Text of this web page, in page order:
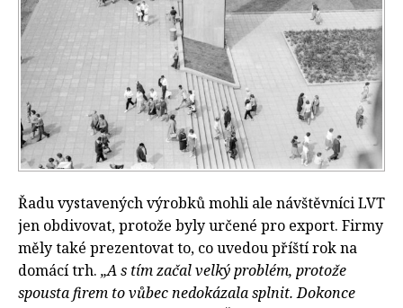
Řadu vystavených výrobků mohli ale návštěvníci LVT
jen obdivovat, protože byly určené pro export. Firmy
měly také prezentovat to, co uvedou příští rok na
domácí trh. „A s tím začal velký problém, protože
spousta firem to vůbec nedokázala splnit. Dokonce